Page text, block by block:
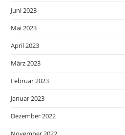
Juni 2023
Mai 2023
April 2023
März 2023
Februar 2023
Januar 2023
Dezember 2022